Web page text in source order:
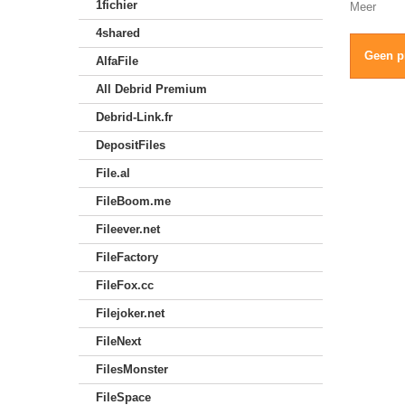
1fichier
4shared
AlfaFile
All Debrid Premium
Debrid-Link.fr
DepositFiles
File.al
FileBoom.me
Fileever.net
FileFactory
FileFox.cc
Filejoker.net
FileNext
FilesMonster
FileSpace
Meer
Geen